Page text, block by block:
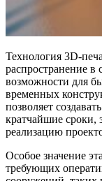
Технология 3D-печати приобретает все большее
распространение в
возможности для
временных
позволяет
кратчайшие сроки,
реализацию
Особое значение
требующих